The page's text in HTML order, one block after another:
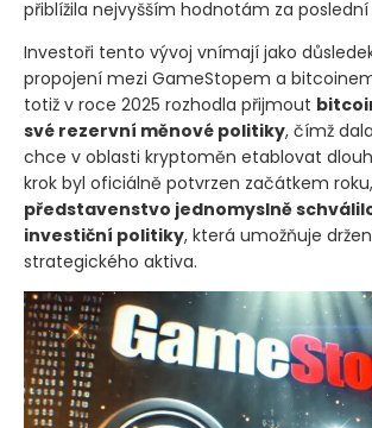
přiblížila nejvyšším hodnotám za
Investoři tento vývoj vnímají jako
propojení mezi GameStopem a
totiž v roce 2025 rozhodla přijmout
své rezervní měnové politiky, čímž
chce v oblasti kryptoměn etablovat
krok byl oficiálně potvrzen začátkem
představenstvo jednomyslně
investiční politiky, která umožňuje
strategického aktiva.